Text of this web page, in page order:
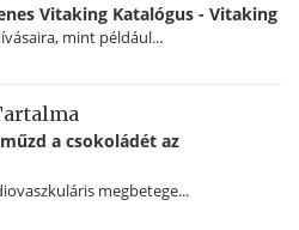
Vitaking Katalógus - Vitaking
mint például...
a csokoládét az
megbetege...